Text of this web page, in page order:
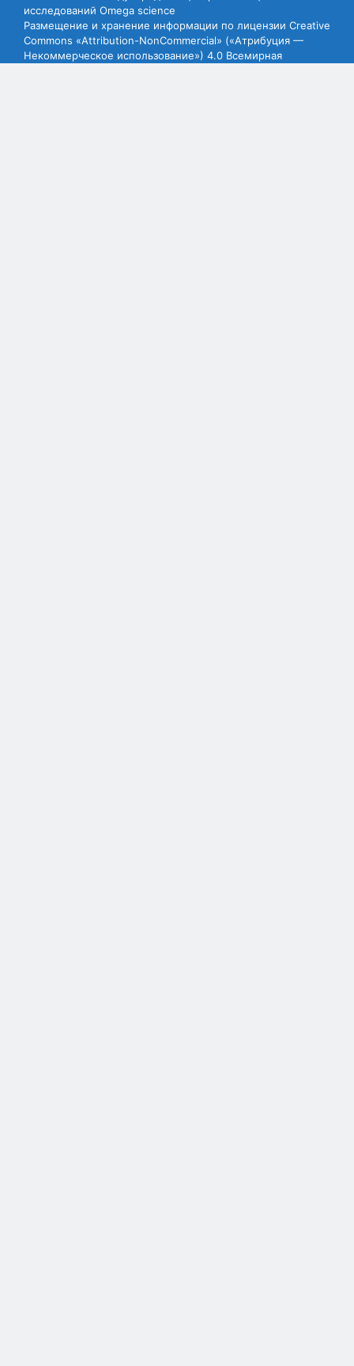
исследований Omega science
Размещение и хранение информации по лицензии Creative
Commons «Attribution-NonCommercial» («Атрибуция —
Некоммерческое использование») 4.0 Всемирная